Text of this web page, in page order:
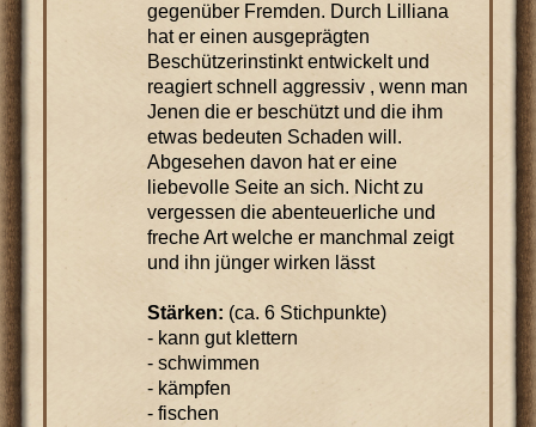
gegenüber Fremden. Durch Lilliana
hat er einen ausgeprägten
Beschützerinstinkt entwickelt und
reagiert schnell aggressiv , wenn man
Jenen die er beschützt und die ihm
etwas bedeuten Schaden will.
Abgesehen davon hat er eine
liebevolle Seite an sich. Nicht zu
vergessen die abenteuerliche und
freche Art welche er manchmal zeigt
und ihn jünger wirken lässt
Stärken: (ca. 6 Stichpunkte)
- kann gut klettern
- schwimmen
- kämpfen
- fischen